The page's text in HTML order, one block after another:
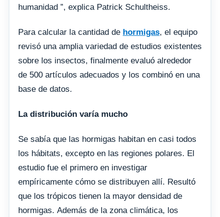
humanidad ”, explica Patrick Schultheiss.
Para calcular la cantidad de hormigas, el equipo
revisó una amplia variedad de estudios existentes
sobre los insectos, finalmente evaluó alrededor
de 500 artículos adecuados y los combinó en una
base de datos.
La distribución varía mucho
Se sabía que las hormigas habitan en casi todos
los hábitats, excepto en las regiones polares. El
estudio fue el primero en investigar
empíricamente cómo se distribuyen allí. Resultó
que los trópicos tienen la mayor densidad de
hormigas. Además de la zona climática, los